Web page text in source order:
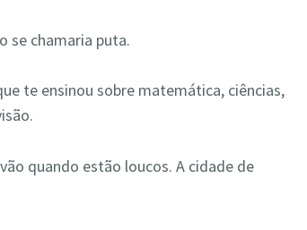
se chamaria puta.
te ensinou sobre matemática, ciências,
quando estão loucos. A cidade de